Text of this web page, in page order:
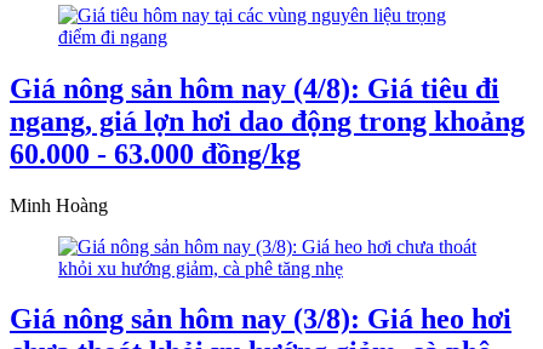
Giá nông sản hôm nay (4/8): Giá tiêu đi
ngang, giá lợn hơi dao động trong khoảng
60.000 - 63.000 đồng/kg
Minh Hoàng
Giá nông sản hôm nay (3/8): Giá heo hơi